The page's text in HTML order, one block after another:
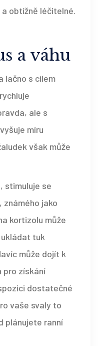
obtížně léčitelné.
a váhu
lačno s cílem
ale s
míru
však může
stimuluje se
známého jako
kortizolu může
tuk
může dojít k
pro získání
dostatečné
vaše svaly to
plánujete ranní